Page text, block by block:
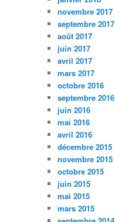
novembre 2017
septembre 2017
août 2017
juin 2017
avril 2017
mars 2017
octobre 2016
septembre 2016
juin 2016
mai 2016
avril 2016
décembre 2015
novembre 2015
octobre 2015
juin 2015
mai 2015
mars 2015